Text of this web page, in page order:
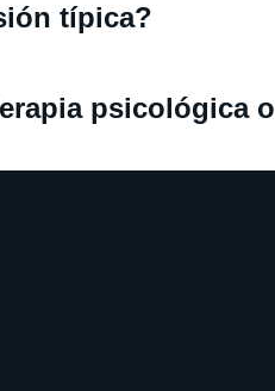
típica?
psicológica